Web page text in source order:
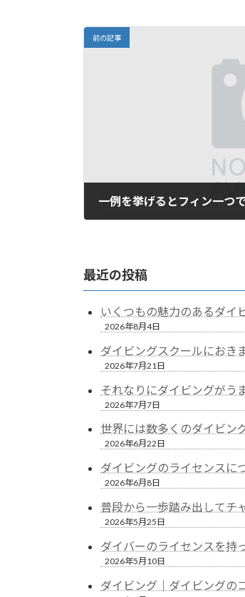
前の記事
最近の投稿
いくつもの魅力のあるダイ
2026年8月4日
ダイビングスクールにおき
2026年7月21日
それなりにダイビングがう
2026年7月7日
世界には数多くのダイビン
2026年6月22日
ダイビングのライセンスに
2026年6月8日
普段から一歩踏み出してチ
2026年5月25日
ダイバーのライセンスを持
2026年5月10日
ダイビング｜ダイビングの